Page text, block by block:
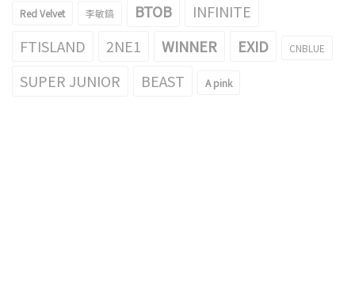
Red Velvet 李敏鎬 BTOB
INFINITE
FTISLAND
2NE1 WINNER EXID CNBLUE
SUPER JUNIOR BEAST A pink